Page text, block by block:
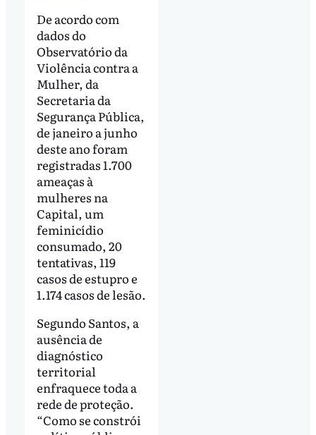
De acordo com
dados do
Observatório da
Violência contra a
Mulher, da
Secretaria da
Segurança Pública,
de janeiro a junho
deste ano foram
registradas 1.700
ameaças à
mulheres na
Capital, um
feminicídio
consumado, 20
tentativas, 119
casos de estupro e
1.174 casos de lesão.
Segundo Santos, a
ausência de
diagnóstico
territorial
enfraquece toda a
rede de proteção.
“Como se constrói